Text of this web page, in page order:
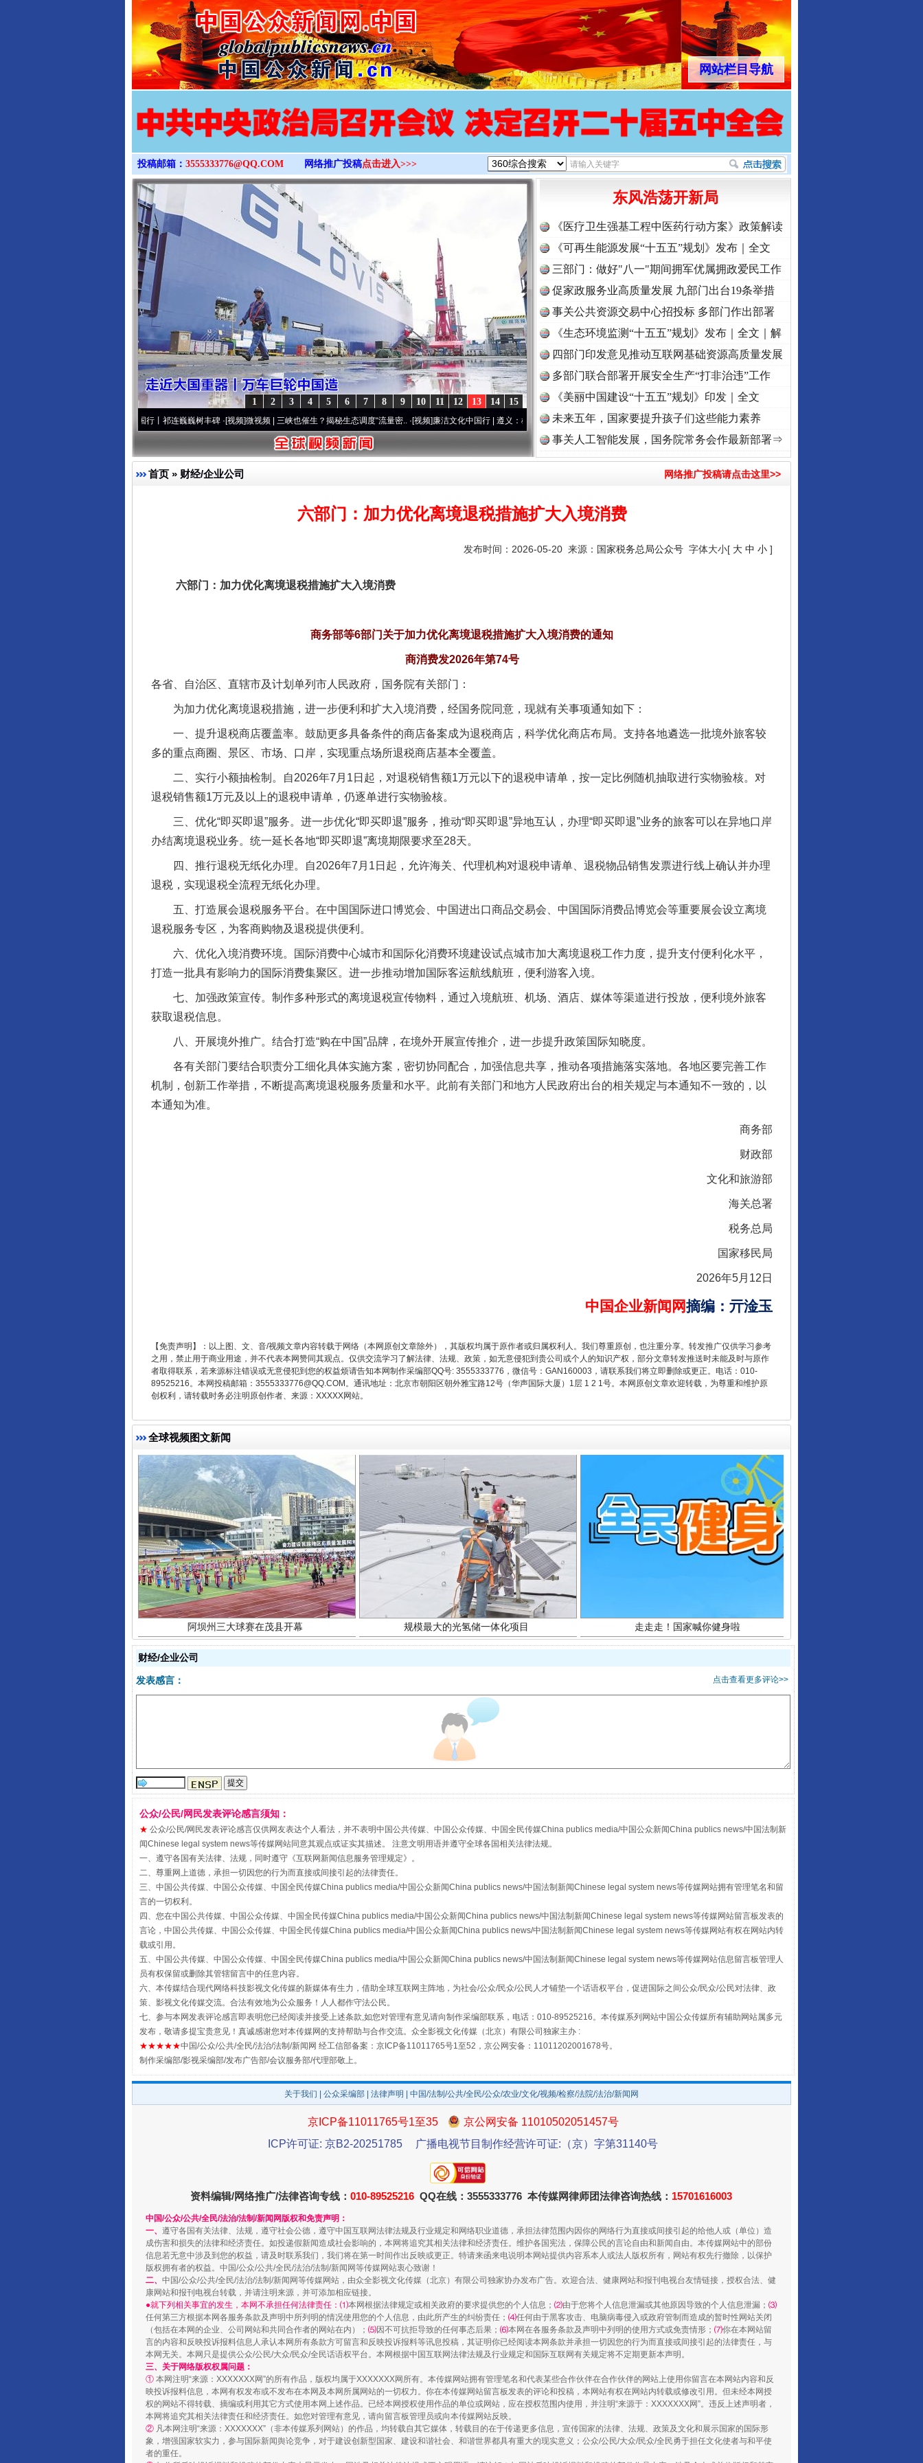
>
网站栏目导航
投稿邮箱： 3555333776@QQ.COM 网络推广投稿点击进入>>>
15
14
13
12
11
10
9
8
7
6
5
4
3
2
1
廉洁文化中国行丨祁连巍巍树丰碑·[视频]微视频 | 三峡也催生？揭秘生态调度“流量密..·[视频]廉洁文化中国行 | 遵义：雄关漫道展新颜..·[视频]衣柜里的秘密·[视频]深度关注丨春天里的科技盛宴·[视频]
东风浩荡开新局
《医疗卫生强基工程中医药行动方案》政策解读
《可再生能源发展“十五五”规划》发布｜全文
三部门：做好"八一"期间拥军优属拥政爱民工作
促家政服务业高质量发展 九部门出台19条举措
事关公共资源交易中心招投标 多部门作出部署
《生态环境监测“十五五”规划》发布｜全文｜解
读
四部门印发意见推动互联网基础资源高质量发展
多部门联合部署开展安全生产“打非治违”工作
《美丽中国建设“十五五”规划》印发｜全文
未来五年，国家要提升孩子们这些能力素养
事关人工智能发展，国务院常务会作最新部署⇒
首页 » 财经/企业公司 网络推广投稿请点击这里>>
六部门：加力优化离境退税措施扩大入境消费
发布时间：2026-05-20 来源： 国家税务总局公众号 字体大小[ 大 中 小 ]
六部门：加力优化离境退税措施扩大入境消费
商务部等6部门关于加力优化离境退税措施扩大入境消费的通知
商消费发2026年第74号
各省、自治区、直辖市及计划单列市人民政府，国务院有关部门：
为加力优化离境退税措施，进一步便利和扩大入境消费，经国务院同意，现就有关事项通知如下：
一、提升退税商店覆盖率。鼓励更多具备条件的商店备案成为退税商店，科学优化商店布局。支持各地遴选一批境外旅客较
多的重点商圈、景区、市场、口岸，实现重点场所退税商店基本全覆盖。
二、实行小额抽检制。自2026年7月1日起，对退税销售额1万元以下的退税申请单，按一定比例随机抽取进行实物验核。对
退税销售额1万元及以上的退税申请单，仍逐单进行实物验核。
三、优化“即买即退”服务。进一步优化“即买即退”服务，推动“即买即退”异地互认，办理“即买即退”业务的旅客可以在异地口岸
办结离境退税业务。统一延长各地“即买即退”离境期限要求至28天。
四、推行退税无纸化办理。自2026年7月1日起，允许海关、代理机构对退税申请单、退税物品销售发票进行线上确认并办理
退税，实现退税全流程无纸化办理。
五、打造展会退税服务平台。在中国国际进口博览会、中国进出口商品交易会、中国国际消费品博览会等重要展会设立离境
退税服务专区，为客商购物及退税提供便利。
六、优化入境消费环境。国际消费中心城市和国际化消费环境建设试点城市加大离境退税工作力度，提升支付便利化水平，
打造一批具有影响力的国际消费集聚区。进一步推动增加国际客运航线航班，便利游客入境。
七、加强政策宣传。制作多种形式的离境退税宣传物料，通过入境航班、机场、酒店、媒体等渠道进行投放，便利境外旅客
获取退税信息。
八、开展境外推广。结合打造“购在中国”品牌，在境外开展宣传推介，进一步提升政策国际知晓度。
各有关部门要结合职责分工细化具体实施方案，密切协同配合，加强信息共享，推动各项措施落实落地。各地区要完善工作
机制，创新工作举措，不断提高离境退税服务质量和水平。此前有关部门和地方人民政府出台的相关规定与本通知不一致的，以
本通知为准。
商务部
财政部
文化和旅游部
海关总署
税务总局
国家移民局
2026年5月12日
中国企业新闻网摘编 ： 亓淦玉
【免责声明】：以上图、文、音/视频文章内容转载于网络（本网原创文章除外），其版权均属于原作者或归属权利人。我们尊重原创，也注重分享。转发推广仅供学习参考
之用，禁止用于商业用途，并不代表本网赞同其观点。仅供交流学习了解法律、法规、政策，如无意侵犯到贵公司或个人的知识产权，部分文章转发推送时未能及时与原作
者取得联系，若来源标注错误或无意侵犯到您的权益烦请告知本网制作采编部QQ号: 3555333776，微信号：GAN160003，请联系我们将立即删除或更正。电话：010-
89525216。本网投稿邮箱：3555333776@QQ.COM。通讯地址：北京市朝阳区朝外雅宝路12号（华声国际大厦）1层 1 2 1号。本网原创文章欢迎转载，为尊重和维护原
创权利，请转载时务必注明原创作者、来源：XXXXX网站。
全球视频图文新闻
完善运行机制助力责任有效落实 一纸欠条伤亲情 巡回调解促和解.. 行业协会接连发公告
东山县通报“牛蛙产品抗生素超标问题” 法徽映军营 权益有保障
千年窑火 生生不息 一批国家标准开始实施 从数据变化看反腐深化
揭开“小金库”的免责幌子 以产业富民促振兴 酒驾未被当场查获能处罚吗
“后车司机肯定在骂我”
全民健身五年计划来了！等你上场 事关残疾人未来5年 让传统村落焕发生机
阿坝州三大球赛在茂县开幕 规模最大的光氢储一体化项目 走走走！国家喊你健身啦
镜头丨大暑三秋近
扯下公款旅游的“隐身衣” 如何以同查同治破解风腐交织难题 养老服务师职业资格制度暂行规定
“蜀中异人”王建安的艺术幻境 一颗心始终滚烫
完善运行机制助力责任有效落实 一纸欠条伤亲情 巡回调解促和解.. 行业协会接连发公告
财经/企业公司
点击查看更多评论>>
发表感言：
公众/公民/网民发表评论感言须知：
★ 公众/公民/网民发表评论感言仅供网友表达个人看法，并不表明中国公共传媒、中国公众传媒、中国全民传媒China publics media/中国公众新闻China publics news/中国法制新
闻Chinese legal system news等传媒网站同意其观点或证实其描述。 注意文明用语并遵守全球各国相关法律法规。
一、遵守各国有关法律、法规，同时遵守《互联网新闻信息服务管理规定》。
二、尊重网上道德，承担一切因您的行为而直接或间接引起的法律责任。
三、中国公共传媒、中国公众传媒、中国全民传媒China publics media/中国公众新闻China publics news/中国法制新闻Chinese legal system news等传媒网站拥有管理笔名和留
言的一切权利。
四、您在中国公共传媒、中国公众传媒、中国全民传媒China publics media/中国公众新闻China publics news/中国法制新闻Chinese legal system news等传媒网站留言板发表的
言论，中国公共传媒、中国公众传媒、中国全民传媒China publics media/中国公众新闻China publics news/中国法制新闻Chinese legal system news等传媒网站有权在网站内转
载或引用。
五、中国公共传媒、中国公众传媒、中国全民传媒China publics media/中国公众新闻China publics news/中国法制新闻Chinese legal system news等传媒网站信息留言板管理人
员有权保留或删除其管辖留言中的任意内容。
六、本传媒结合现代网络科技影视文化传媒的新媒体有生力，借助全球互联网主阵地，为社会/公众/民众/公民人才铺垫一个话语权平台，促进国际之间公众/民众/公民对法律、政
策、影视文化传媒交流。合法有效地为公众服务！人人都作守法公民。
七、参与本网发表评论感言即表明您已经阅读并接受上述条款,如您对管理有意见请向制作采编部联系，电话：010-89525216。本传媒系列网站中国公众传媒所有辅助网站属多元
发布，敬请多提宝贵意见！真诚感谢您对本传媒网的支持帮助与合作交流。众全影视文化传媒（北京）有限公司独家主办 :
★★★★★中国/公众/公共/全民/法治/法制/新闻网 经工信部备案：京ICP备11011765号1至52，京公网安备：11011202001678号。
制作采编部/影视采编部/发布广告部/会议服务部/代理部敬上。
关于我们 公众采编部 法律声明 | 中国/法制/公共/全民/公众/农业/文化/视频/检察/法院/法治/新闻网
京ICP备11011765号1至35
京公网安备 11010502051457号
ICP许可证: 京B2-20251785
广播电视节目制作经营许可证:（京）字第31140号
资料编辑/网络推广/法律咨询专线： 010-89525216 QQ在线：3555333776 本传媒网律师团法律咨询热线： 15701616003
中国/公众/公共/全民/法治/法制/新闻网版权和免责声明：
一、 遵守各国有关法律、法规，遵守社会公德，遵守中国互联网法律法规及行业规定和网络职业道德，承担法律范围内因你的网络行为直接或间接引起的给他人或（单位）造
成伤害和损失的法律和经济责任。如投递假新闻造成社会影响的，本网将追究其相关法律和经济责任。维护各国宪法，保障公民的言论自由和新闻自由。本传媒网站中的部份
信息若无意中涉及到您的权益，请及时联系我们，我们将在第一时间作出反映或更正。特请来函来电说明本网站提供内容系本人或法人版权所有，网站有权先行撤除，以保护
版权拥有者的权益。中国/公众/公共/全民/法治/法制/新闻网等传媒网站衷心致谢！
二、 中国/公众/公共/全民/法治/法制/新闻网等传媒网站，由众全影视文化传媒（北京）有限公司独家协办发布广告。欢迎合法、健康网站和报刊电视台友情链接，授权合法、健
康网站和报刊电视台转载，并请注明来源，并可添加相应链接。
●就下列相关事宜的发生，本网不承担任何法律责任：⑴本网根据法律规定或相关政府的要求提供您的个人信息； ⑵由于您将个人信息泄漏或其他原因导致的个人信息泄漏； ⑶
任何第三方根据本网各服务条款及声明中所列明的情况使用您的个人信息，由此所产生的纠纷责任； ⑷任何由于黑客攻击、电脑病毒侵入或政府管制而造成的暂时性网站关闭
（包括在本网的企业、公司网站和共同合作者的网站在内）； ⑸因不可抗拒导致的任何事态后果； ⑹本网在各服务条款及声明中列明的使用方式或免责情形； ⑺你在本网站留
言的内容和反映投诉报料信息人承认本网所有条款方可留言和反映投诉报料等讯息投稿，其证明你已经阅读本网条款并承担一切因您的行为而直接或间接引起的法律责任，与
本网无关。本网只是提供公众/公民/大众/民众/全民话语权平台。本网根据中国互联网法律法规及行业规定和国际互联网有关规定将不定期更新本声明。
三、关于网络版权权属问题：
① 本网注明“来源：XXXXXXX网”的所有作品，版权均属于XXXXXXX网所有。本传媒网站拥有管理笔名和代表某些合作伙伴在合作伙伴的网站上使用你留言在本网站内容和反
映投诉报料信息，本网有权发布或不发布在本网及本网所属网站的一切权力。你在本传媒网站留言板发表的评论和投稿，本网站有权在网站内转载或修改引用。但未经本网授
权的网站不得转载、摘编或利用其它方式使用本网上述作品。已经本网授权使用作品的单位或网站，应在授权范围内使用，并注明“来源于：XXXXXXX网”。违反上述声明者，
本网将追究其相关法律责任和经济责任。如您对管理有意见，请向留言板管理员或向本传媒网站反映。
② 凡本网注明“来源：XXXXXXX”（非本传媒系列网站）的作品，均转载自其它媒体，转载目的在于传递更多信息，宣传国家的法律、法规、政策及文化和展示国家的国际形
象，增强国家软实力，参与国际新闻舆论竞争，对于建设创新型国家、建设和谐社会、和谐世界都具有重大的现实意义；公众/公民/大众/民众/全民勇于担任文化使者与和平使
者的重任。